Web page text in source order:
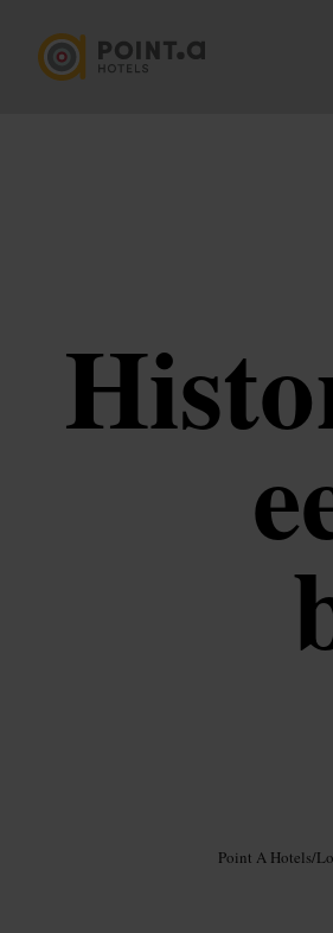
Point A Hotels/